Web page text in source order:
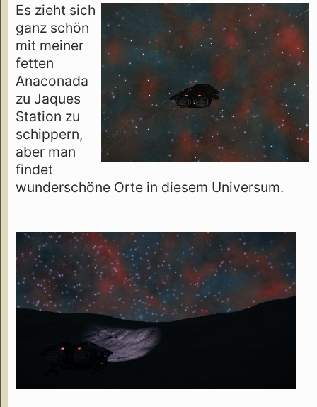
Es zieht sich
ganz schön
mit meiner
fetten
Anaconada
zu Jaques
Station zu
schippern,
aber man
findet
wunderschöne Orte in diesem Universum.